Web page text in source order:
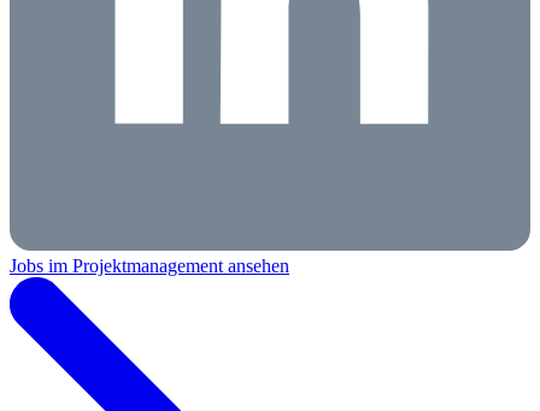
Jobs im Projektmanagement ansehen